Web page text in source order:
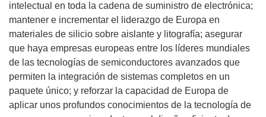
intelectual en toda la cadena de suministro de electrónica;
mantener e incrementar el liderazgo de Europa en
materiales de silicio sobre aislante y litografía; asegurar
que haya empresas europeas entre los líderes mundiales
de las tecnologías de semiconductores avanzados que
permiten la integración de sistemas completos en un
paquete único; y reforzar la capacidad de Europa de
aplicar unos profundos conocimientos de la tecnología de